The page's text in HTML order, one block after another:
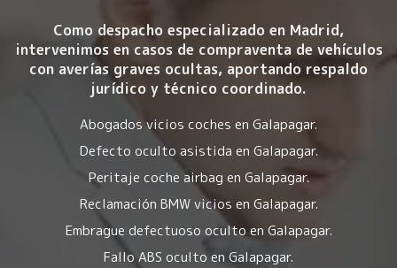
Como despacho especializado en Madrid,
intervenimos en casos de compraventa de vehículos
con averías graves ocultas, aportando respaldo
jurídico y técnico coordinado.
Abogados vicios coches en Galapagar.
Defecto oculto asistida en Galapagar.
Peritaje coche airbag en Galapagar.
Reclamación BMW vicios en Galapagar.
Embrague defectuoso oculto en Galapagar.
Fallo ABS oculto en Galapagar.